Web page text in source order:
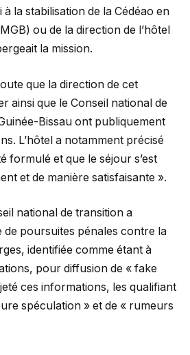
à la stabilisation de la Cédéao en
ou de la direction de l’hôtel
la mission.
que la direction de cet
ainsi que le Conseil national de
Bissau ont publiquement
L’hôtel a notamment précisé
formulé et que le séjour s’est
et de manière satisfaisante ».
national de transition a
de poursuites pénales contre la
identifiée comme étant à
pour diffusion de « fake
ces informations, les qualifiant
spéculation » et de « rumeurs